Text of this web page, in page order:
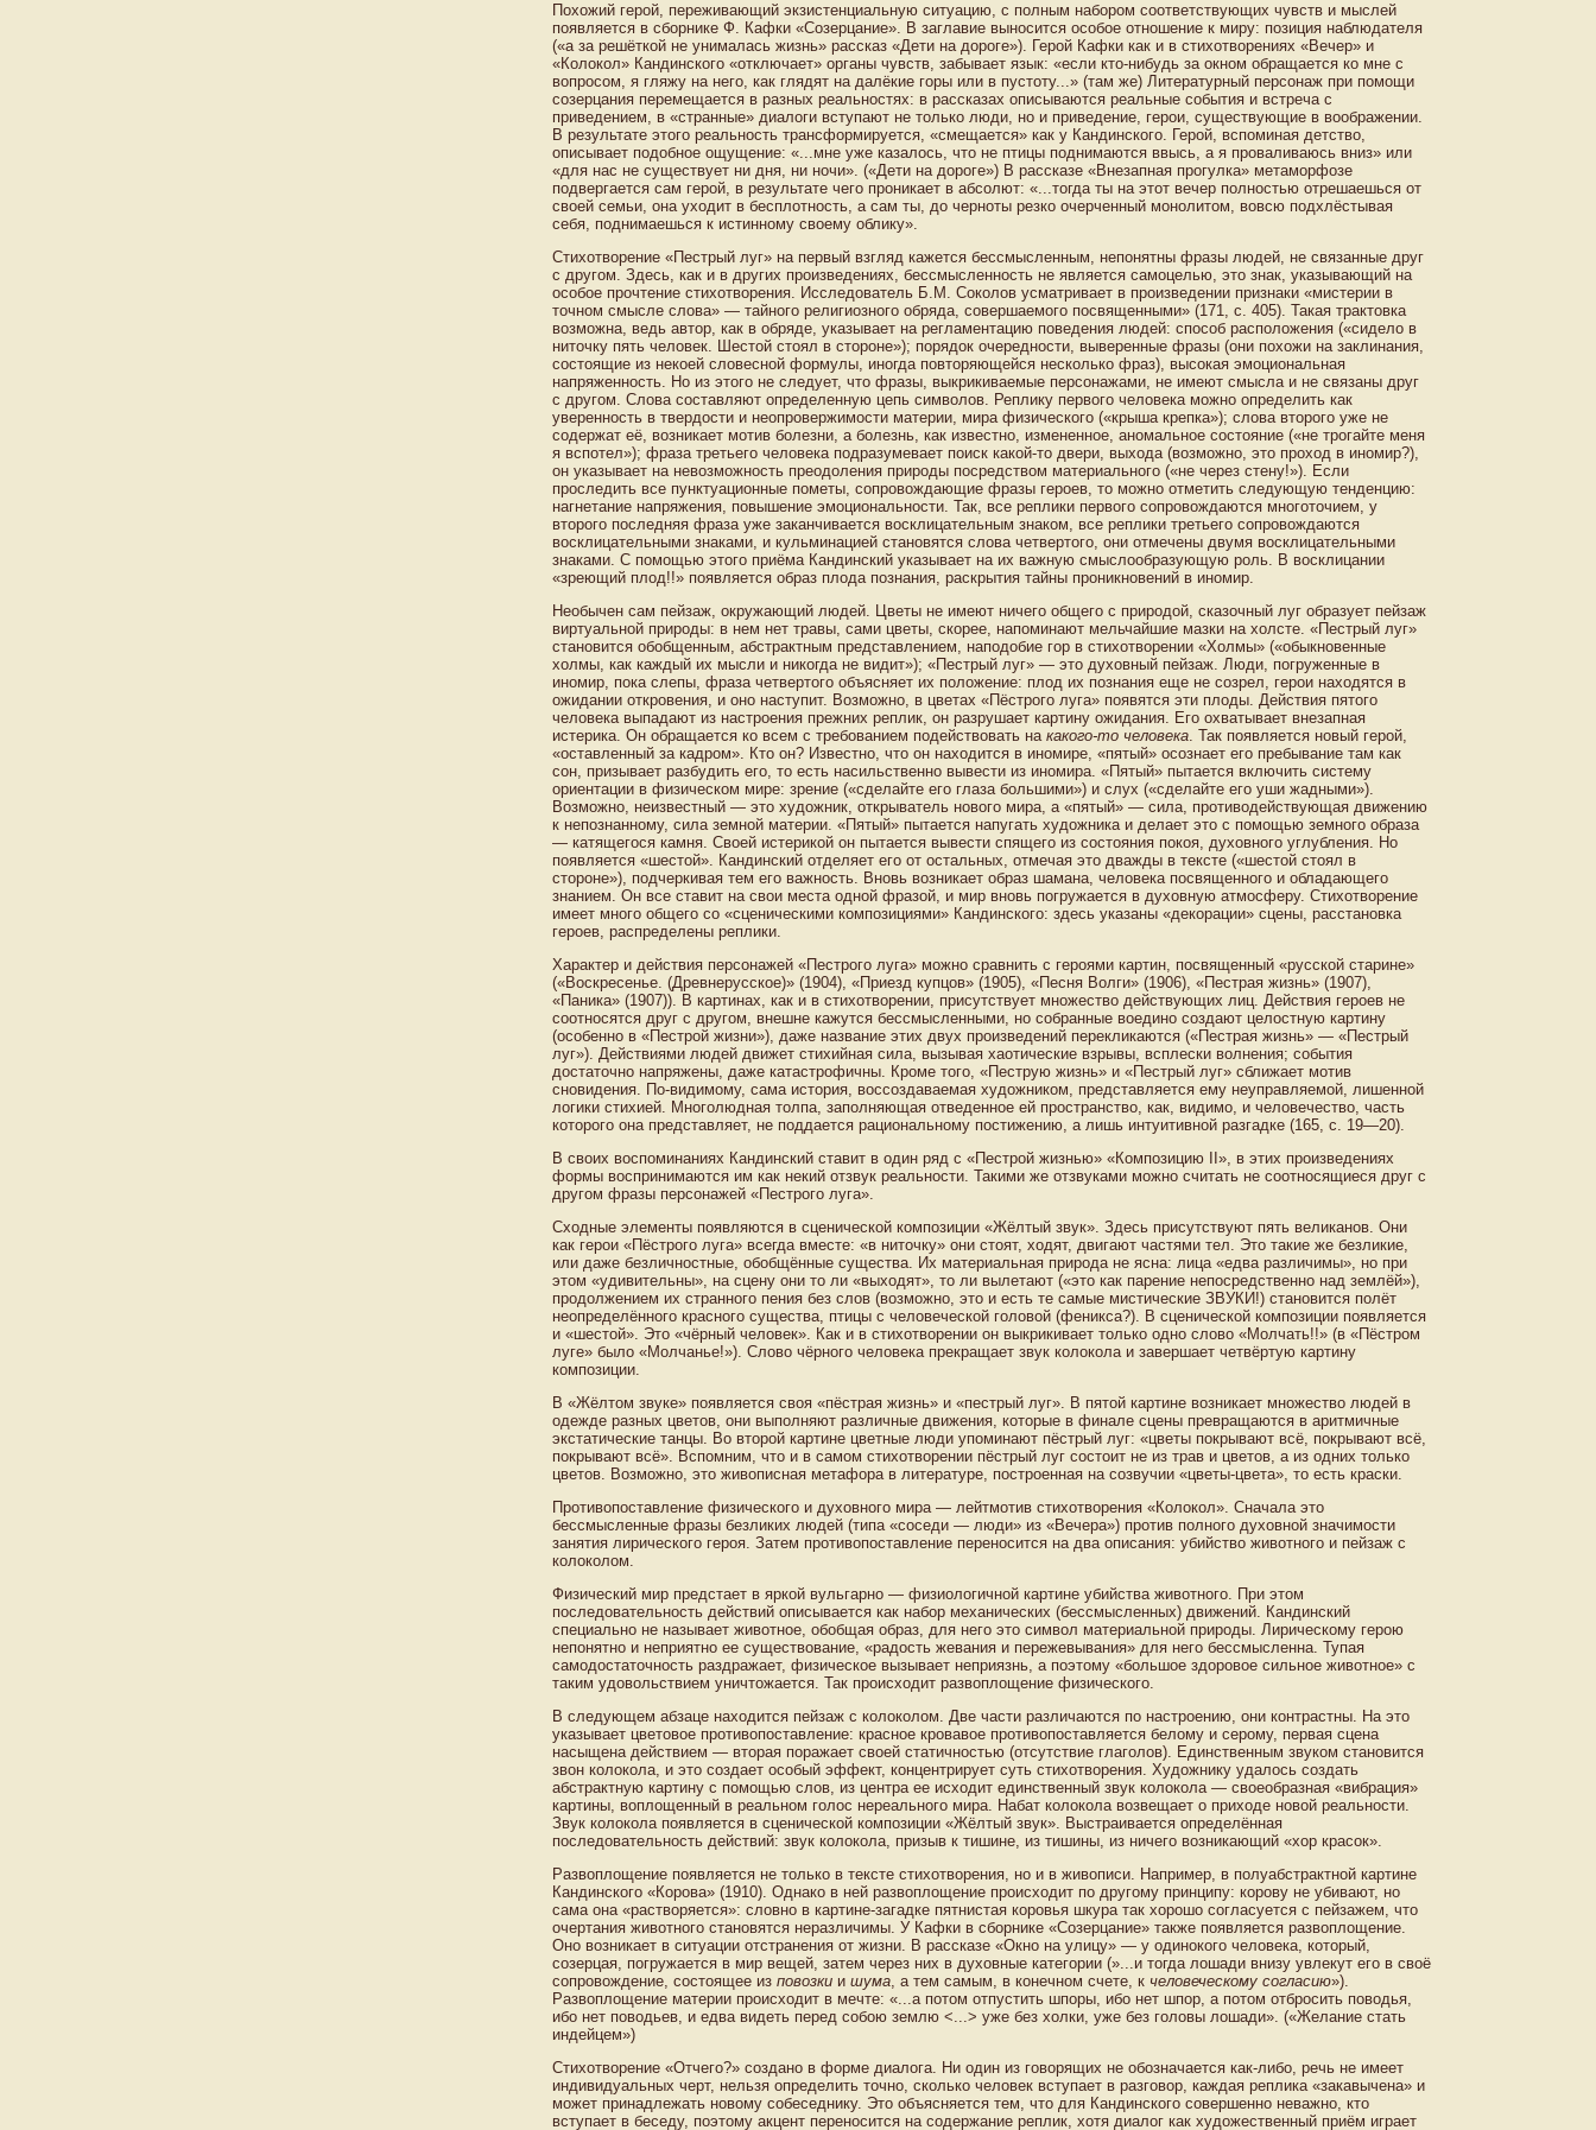
Похожий герой, переживающий экзистенциальную ситуацию, с полным набором соответствующих чувств и мыслей
появляется в сборнике Ф. Кафки «Созерцание». В заглавие выносится особое отношение к миру: позиция наблюдателя
(«а за решёткой не унималась жизнь» рассказ «Дети на дороге»). Герой Кафки как и в стихотворениях «Вечер» и
«Колокол» Кандинского «отключает» органы чувств, забывает язык: «если кто-нибудь за окном обращается ко мне с
вопросом, я гляжу на него, как глядят на далёкие горы или в пустоту...» (там же) Литературный персонаж при помощи
созерцания перемещается в разных реальностях: в рассказах описываются реальные события и встреча с
приведением, в «странные» диалоги вступают не только люди, но и приведение, герои, существующие в воображении.
В результате этого реальность трансформируется, «смещается» как у Кандинского. Герой, вспоминая детство,
описывает подобное ощущение: «...мне уже казалось, что не птицы поднимаются ввысь, а я проваливаюсь вниз» или
«для нас не существует ни дня, ни ночи». («Дети на дороге») В рассказе «Внезапная прогулка» метаморфозе
подвергается сам герой, в результате чего проникает в абсолют: «...тогда ты на этот вечер полностью отрешаешься от
своей семьи, она уходит в бесплотность, а сам ты, до черноты резко очерченный монолитом, вовсю подхлёстывая
себя, поднимаешься к истинному своему облику».
Стихотворение «Пестрый луг» на первый взгляд кажется бессмысленным, непонятны фразы людей, не связанные друг
с другом. Здесь, как и в других произведениях, бессмысленность не является самоцелью, это знак, указывающий на
особое прочтение стихотворения. Исследователь Б.М. Соколов усматривает в произведении признаки «мистерии в
точном смысле слова» — тайного религиозного обряда, совершаемого посвященными» (171, с. 405). Такая трактовка
возможна, ведь автор, как в обряде, указывает на регламентацию поведения людей: способ расположения («сидело в
ниточку пять человек. Шестой стоял в стороне»); порядок очередности, выверенные фразы (они похожи на заклинания,
состоящие из некоей словесной формулы, иногда повторяющейся несколько фраз), высокая эмоциональная
напряженность. Но из этого не следует, что фразы, выкрикиваемые персонажами, не имеют смысла и не связаны друг
с другом. Слова составляют определенную цепь символов. Реплику первого человека можно определить как
уверенность в твердости и неопровержимости материи, мира физического («крыша крепка»); слова второго уже не
содержат её, возникает мотив болезни, а болезнь, как известно, измененное, аномальное состояние («не трогайте меня
я вспотел»); фраза третьего человека подразумевает поиск какой-то двери, выхода (возможно, это проход в иномир?),
он указывает на невозможность преодоления природы посредством материального («не через стену!»). Если
проследить все пунктуационные пометы, сопровождающие фразы героев, то можно отметить следующую тенденцию:
нагнетание напряжения, повышение эмоциональности. Так, все реплики первого сопровождаются многоточием, у
второго последняя фраза уже заканчивается восклицательным знаком, все реплики третьего сопровождаются
восклицательными знаками, и кульминацией становятся слова четвертого, они отмечены двумя восклицательными
знаками. С помощью этого приёма Кандинский указывает на их важную смыслообразующую роль. В восклицании
«зреющий плод!!» появляется образ плода познания, раскрытия тайны проникновений в иномир.
Необычен сам пейзаж, окружающий людей. Цветы не имеют ничего общего с природой, сказочный луг образует пейзаж
виртуальной природы: в нем нет травы, сами цветы, скорее, напоминают мельчайшие мазки на холсте. «Пестрый луг»
становится обобщенным, абстрактным представлением, наподобие гор в стихотворении «Холмы» («обыкновенные
холмы, как каждый их мысли и никогда не видит»); «Пестрый луг» — это духовный пейзаж. Люди, погруженные в
иномир, пока слепы, фраза четвертого объясняет их положение: плод их познания еще не созрел, герои находятся в
ожидании откровения, и оно наступит. Возможно, в цветах «Пёстрого луга» появятся эти плоды. Действия пятого
человека выпадают из настроения прежних реплик, он разрушает картину ожидания. Его охватывает внезапная
истерика. Он обращается ко всем с требованием подействовать на какого-то человека. Так появляется новый герой,
«оставленный за кадром». Кто он? Известно, что он находится в иномире, «пятый» осознает его пребывание там как
сон, призывает разбудить его, то есть насильственно вывести из иномира. «Пятый» пытается включить систему
ориентации в физическом мире: зрение («сделайте его глаза большими») и слух («сделайте его уши жадными»).
Возможно, неизвестный — это художник, открыватель нового мира, а «пятый» — сила, противодействующая движению
к непознанному, сила земной материи. «Пятый» пытается напугать художника и делает это с помощью земного образа
— катящегося камня. Своей истерикой он пытается вывести спящего из состояния покоя, духовного углубления. Но
появляется «шестой». Кандинский отделяет его от остальных, отмечая это дважды в тексте («шестой стоял в
стороне»), подчеркивая тем его важность. Вновь возникает образ шамана, человека посвященного и обладающего
знанием. Он все ставит на свои места одной фразой, и мир вновь погружается в духовную атмосферу. Стихотворение
имеет много общего со «сценическими композициями» Кандинского: здесь указаны «декорации» сцены, расстановка
героев, распределены реплики.
Характер и действия персонажей «Пестрого луга» можно сравнить с героями картин, посвященный «русской старине»
(«Воскресенье. (Древнерусское)» (1904), «Приезд купцов» (1905), «Песня Волги» (1906), «Пестрая жизнь» (1907),
«Паника» (1907)). В картинах, как и в стихотворении, присутствует множество действующих лиц. Действия героев не
соотносятся друг с другом, внешне кажутся бессмысленными, но собранные воедино создают целостную картину
(особенно в «Пестрой жизни»), даже название этих двух произведений перекликаются («Пестрая жизнь» — «Пестрый
луг»). Действиями людей движет стихийная сила, вызывая хаотические взрывы, всплески волнения; события
достаточно напряжены, даже катастрофичны. Кроме того, «Пеструю жизнь» и «Пестрый луг» сближает мотив
сновидения. По-видимому, сама история, воссоздаваемая художником, представляется ему неуправляемой, лишенной
логики стихией. Многолюдная толпа, заполняющая отведенное ей пространство, как, видимо, и человечество, часть
которого она представляет, не поддается рациональному постижению, а лишь интуитивной разгадке (165, с. 19—20).
В своих воспоминаниях Кандинский ставит в один ряд с «Пестрой жизнью» «Композицию II», в этих произведениях
формы воспринимаются им как некий отзвук реальности. Такими же отзвуками можно считать не соотносящиеся друг с
другом фразы персонажей «Пестрого луга».
Сходные элементы появляются в сценической композиции «Жёлтый звук». Здесь присутствуют пять великанов. Они
как герои «Пёстрого луга» всегда вместе: «в ниточку» они стоят, ходят, двигают частями тел. Это такие же безликие,
или даже безличностные, обобщённые существа. Их материальная природа не ясна: лица «едва различимы», но при
этом «удивительны», на сцену они то ли «выходят», то ли вылетают («это как парение непосредственно над землёй»),
продолжением их странного пения без слов (возможно, это и есть те самые мистические ЗВУКИ!) становится полёт
неопределённого красного существа, птицы с человеческой головой (феникса?). В сценической композиции появляется
и «шестой». Это «чёрный человек». Как и в стихотворении он выкрикивает только одно слово «Молчать!!» (в «Пёстром
луге» было «Молчанье!»). Слово чёрного человека прекращает звук колокола и завершает четвёртую картину
композиции.
В «Жёлтом звуке» появляется своя «пёстрая жизнь» и «пестрый луг». В пятой картине возникает множество людей в
одежде разных цветов, они выполняют различные движения, которые в финале сцены превращаются в аритмичные
экстатические танцы. Во второй картине цветные люди упоминают пёстрый луг: «цветы покрывают всё, покрывают всё,
покрывают всё». Вспомним, что и в самом стихотворении пёстрый луг состоит не из трав и цветов, а из одних только
цветов. Возможно, это живописная метафора в литературе, построенная на созвучии «цветы-цвета», то есть краски.
Противопоставление физического и духовного мира — лейтмотив стихотворения «Колокол». Сначала это
бессмысленные фразы безликих людей (типа «соседи — люди» из «Вечера») против полного духовной значимости
занятия лирического героя. Затем противопоставление переносится на два описания: убийство животного и пейзаж с
колоколом.
Физический мир предстает в яркой вульгарно — физиологичной картине убийства животного. При этом
последовательность действий описывается как набор механических (бессмысленных) движений. Кандинский
специально не называет животное, обобщая образ, для него это символ материальной природы. Лирическому герою
непонятно и неприятно ее существование, «радость жевания и пережевывания» для него бессмысленна. Тупая
самодостаточность раздражает, физическое вызывает неприязнь, а поэтому «большое здоровое сильное животное» с
таким удовольствием уничтожается. Так происходит развоплощение физического.
В следующем абзаце находится пейзаж с колоколом. Две части различаются по настроению, они контрастны. На это
указывает цветовое противопоставление: красное кровавое противопоставляется белому и серому, первая сцена
насыщена действием — вторая поражает своей статичностью (отсутствие глаголов). Единственным звуком становится
звон колокола, и это создает особый эффект, концентрирует суть стихотворения. Художнику удалось создать
абстрактную картину с помощью слов, из центра ее исходит единственный звук колокола — своеобразная «вибрация»
картины, воплощенный в реальном голос нереального мира. Набат колокола возвещает о приходе новой реальности.
Звук колокола появляется в сценической композиции «Жёлтый звук». Выстраивается определённая
последовательность действий: звук колокола, призыв к тишине, из тишины, из ничего возникающий «хор красок».
Развоплощение появляется не только в тексте стихотворения, но и в живописи. Например, в полуабстрактной картине
Кандинского «Корова» (1910). Однако в ней развоплощение происходит по другому принципу: корову не убивают, но
сама она «растворяется»: словно в картине-загадке пятнистая коровья шкура так хорошо согласуется с пейзажем, что
очертания животного становятся неразличимы. У Кафки в сборнике «Созерцание» также появляется развоплощение.
Оно возникает в ситуации отстранения от жизни. В рассказе «Окно на улицу» — у одинокого человека, который,
созерцая, погружается в мир вещей, затем через них в духовные категории (»...и тогда лошади внизу увлекут его в своё
сопровождение, состоящее из повозки и шума, а тем самым, в конечном счете, к человеческому согласию»).
Развоплощение материи происходит в мечте: «...а потом отпустить шпоры, ибо нет шпор, а потом отбросить поводья,
ибо нет поводьев, и едва видеть перед собою землю <...> уже без холки, уже без головы лошади». («Желание стать
индейцем»)
Стихотворение «Отчего?» создано в форме диалога. Ни один из говорящих не обозначается как-либо, речь не имеет
индивидуальных черт, нельзя определить точно, сколько человек вступает в разговор, каждая реплика «закавычена» и
может принадлежать новому собеседнику. Это объясняется тем, что для Кандинского совершенно неважно, кто
вступает в беседу, поэтому акцент переносится на содержание реплик, хотя диалог как художественный приём играет